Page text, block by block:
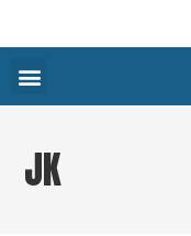
JK